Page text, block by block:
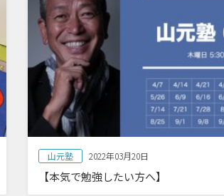
山元塾 2022年03月20日
【本気で勉強したい方へ】